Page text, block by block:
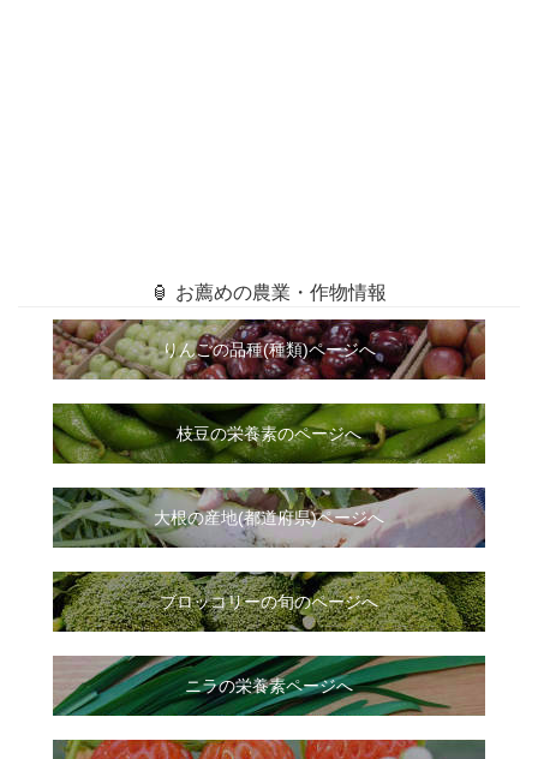
🏮 お薦めの農業・作物情報
りんごの品種(種類)ページへ
枝豆の栄養素のページへ
大根の産地(都道府県)ページへ
ブロッコリーの旬のページへ
ニラの栄養素ページへ